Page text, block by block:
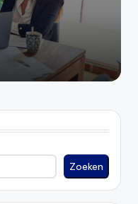
Zoeken